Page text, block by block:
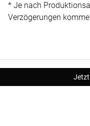
* Je nach
Verzögerungen
Jetzt